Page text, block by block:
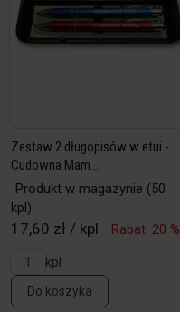
Zestaw 2 długopisów w etui -
Cudowna Mam...
Produkt w magazynie (50
kpl)
17,60 zł / kpl
Rabat: 20 %
kpl
Do koszyka